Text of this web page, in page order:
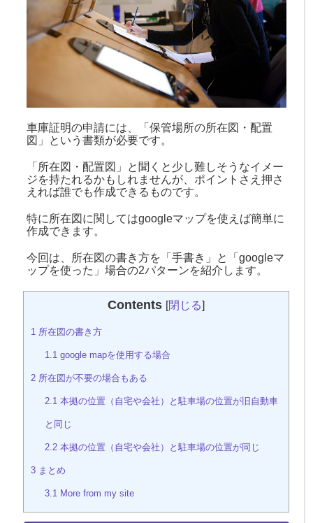
車庫証明の申請には、「保管場所の所在図・配置
図」という書類が必要です。
「所在図・配置図」と聞くと少し難しそうなイメー
ジを持たれるかもしれませんが、ポイントさえ押さ
えれば誰でも作成できるものです。
特に所在図に関してはgoogleマップを使えば簡単に
作成できます。
今回は、所在図の書き方を「手書き」と「googleマ
ップを使った」場合の2パターンを紹介します。
Contents [閉じる]
1 所在図の書き方
1.1 google mapを使用する場合
2 所在図が不要の場合もある
2.1 本拠の位置（自宅や会社）と駐車場の位置が旧自動車
と同じ
2.2 本拠の位置（自宅や会社）と駐車場の位置が同じ
3 まとめ
3.1 More from my site